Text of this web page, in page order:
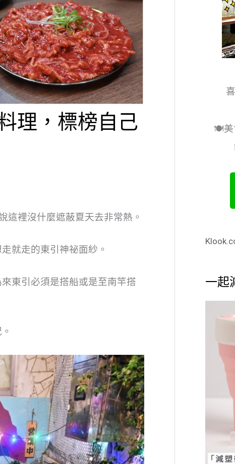
理，標榜自己
這裡沒什麼遮蔽夏天去非常熱。
就走的東引神祕面紗。
東引必須是搭船或是至南竿搭
🍽美
一起